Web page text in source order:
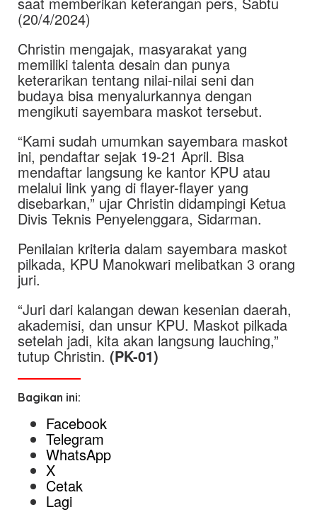
(20/4/2024)
Christin mengajak, masyarakat yang
memiliki talenta desain dan punya
keterarikan tentang nilai-nilai seni dan
budaya bisa menyalurkannya dengan
mengikuti sayembara maskot tersebut.
“Kami sudah umumkan sayembara maskot
ini, pendaftar sejak 19-21 April. Bisa
mendaftar langsung ke kantor KPU atau
melalui link yang di flayer-flayer yang
disebarkan,” ujar Christin didampingi Ketua
Divis Teknis Penyelenggara, Sidarman.
Penilaian kriteria dalam sayembara maskot
pilkada, KPU Manokwari melibatkan 3 orang
juri.
“Juri dari kalangan dewan kesenian daerah,
akademisi, dan unsur KPU. Maskot pilkada
setelah jadi, kita akan langsung lauching,”
tutup Christin. (PK-01)
Bagikan ini:
Facebook
Telegram
WhatsApp
X
Cetak
Lagi